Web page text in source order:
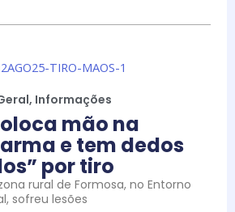
, Informações
mão na
e tem dedos
por tiro
rural de Formosa, no Entorno
sofreu lesões